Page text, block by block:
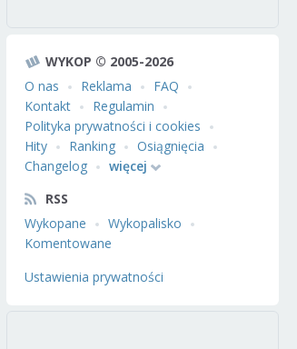
WYKOP © 2005-2026
O nas
Reklama
FAQ
Kontakt
Regulamin
Polityka prywatności i cookies
Hity
Ranking
Osiągnięcia
Changelog
więcej
RSS
Wykopane
Wykopalisko
Komentowane
Ustawienia prywatności